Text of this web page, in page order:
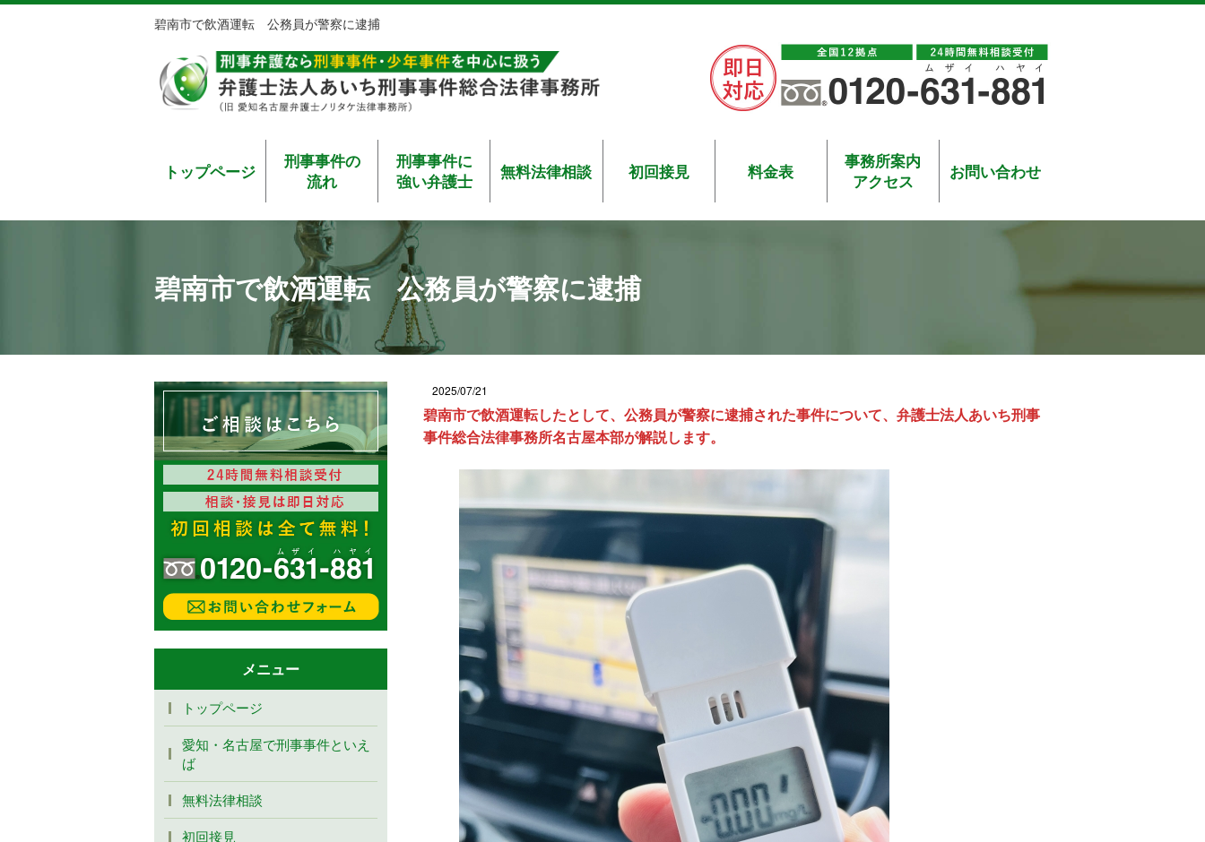
碧南市で飲酒運転 公務員が警察に逮捕
トップページ
刑事事件の
流れ
刑事事件に
強い弁護士
無料法律相談 初回接見 料金表
事務所案内
アクセス
お問い合わせ
碧南市で飲酒運転 公務員が警察に逮捕
2025/07/21
碧南市で飲酒運転したとして、公務員が警察に逮捕された事件について、弁護士法人あいち刑事
事件総合法律事務所名古屋本部が解説します。
メニュー
トップページ
愛知・名古屋で刑事事件といえ
ば
無料法律相談
初回接見